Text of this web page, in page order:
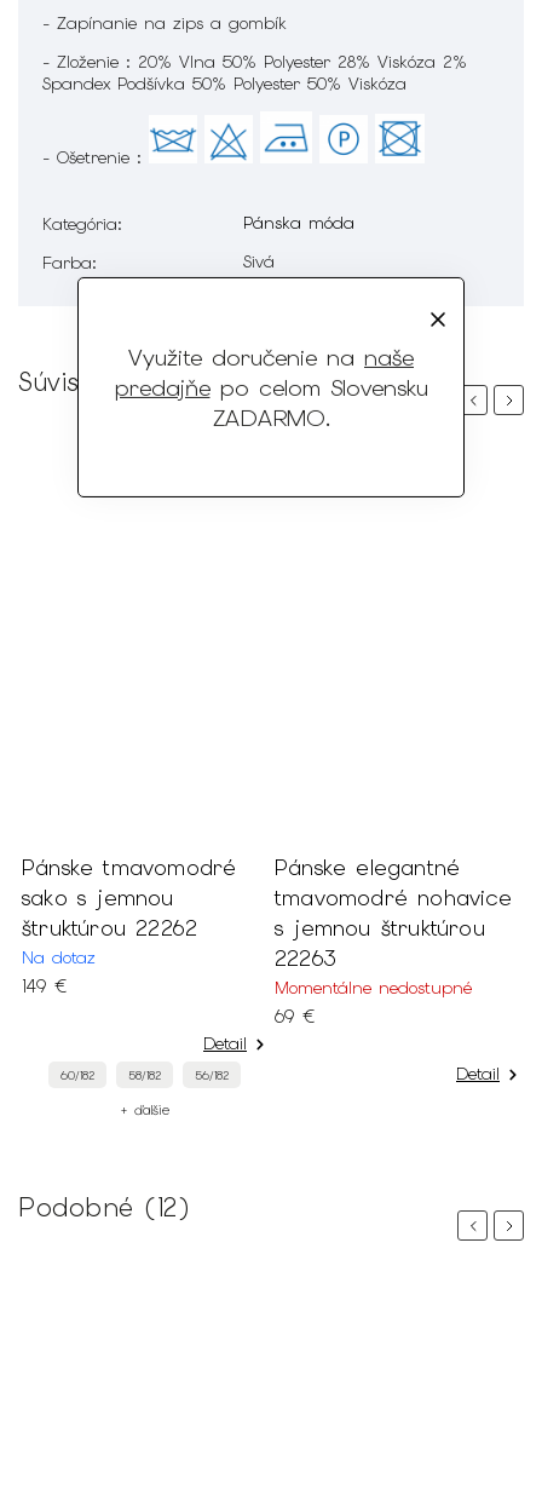
Využite doručenie na naše
predajňepo celom Slovensku
ZADARMO.
- Zapínanie na zips a gombík
- Zloženie : 20% Vlna 50% Polyester 28% Viskóza 2%
Spandex Podšívka 50% Polyester 50% Viskóza
- Ošetrenie :
Kategória:
Pánska móda
Farba: Sivá
Súvisiaci tovar
Previous
Pánske tmavomodré
sako s jemnou
štruktúrou 22262
Na dotaz
149 €
Detail
60/182 58/182 56/182
+ ďalšie
Pánske elegantné
tmavomodré nohavice
s jemnou štruktúrou
22263
Momentálne nedostupné
69 €
Detail
Next
Podobné (12)
PreviousNext